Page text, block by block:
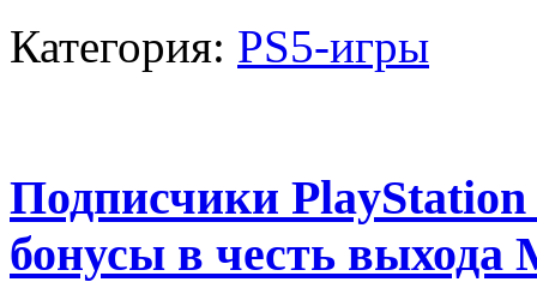
Категория: PS5-игры
Подписчики
бонусы в честь выхода